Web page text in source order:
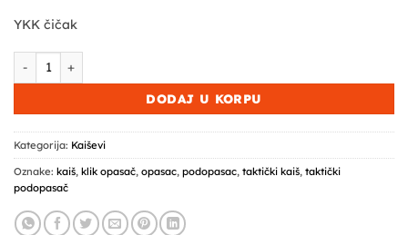
YKK čičak
Taktički podopasač Combat količina
DODAJ U KORPU
Kategorija: Kaiševi
Oznake: kaiš, klik opasač, opasac, podopasac, taktički kaiš, taktički
podopasač